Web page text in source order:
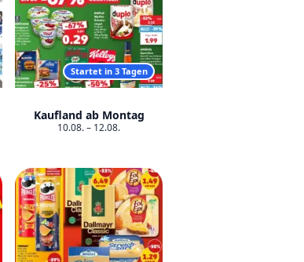
Startet in 3 Tagen
Kaufland ab Montag
10.08. – 12.08.